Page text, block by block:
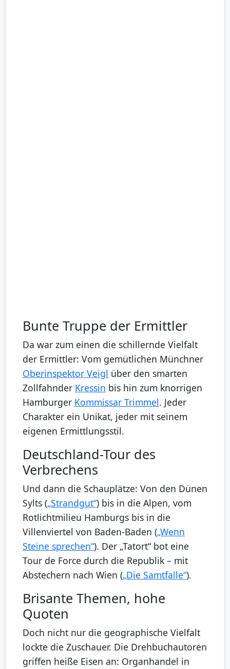
Bunte Truppe der Ermittler
Da war zum einen die schillernde Vielfalt
der Ermittler: Vom gemütlichen Münchner
Oberinspektor Veigl über den smarten
Zollfahnder Kressin bis hin zum knorrigen
Hamburger Kommissar Trimmel. Jeder
Charakter ein Unikat, jeder mit seinem
eigenen Ermittlungsstil.
Deutschland-Tour des
Verbrechens
Und dann die Schauplätze: Von den Dünen
Sylts („Strandgut“) bis in die Alpen, vom
Rotlichtmilieu Hamburgs bis in die
Villenviertel von Baden-Baden („Wenn
Steine sprechen“). Der „Tatort“ bot eine
Tour de Force durch die Republik – mit
Abstechern nach Wien („Die Samtfalle“).
Brisante Themen, hohe
Quoten
Doch nicht nur die geographische Vielfalt
lockte die Zuschauer. Die Drehbuchautoren
griffen heiße Eisen an: Organhandel in